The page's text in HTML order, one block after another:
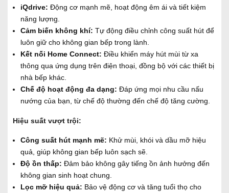
iQdrive: Động cơ mạnh mẽ, hoạt động êm ái và tiết kiệm
năng lượng.
Cảm biến không khí: Tự động điều chỉnh công suất hút để
luôn giữ cho không gian bếp trong lành.
Kết nối Home Connect: Điều khiển máy hút mùi từ xa
thông qua ứng dụng trên điện thoại, đồng bộ với các thiết bị
nhà bếp khác.
Chế độ hoạt động đa dạng: Đáp ứng mọi nhu cầu nấu
nướng của bạn, từ chế độ thường đến chế độ tăng cường.
Hiệu suất vượt trội:
Công suất hút mạnh mẽ: Khử mùi, khói và dầu mỡ hiệu
quả, giúp không gian bếp luôn sạch sẽ.
Độ ồn thấp: Đảm bảo không gây tiếng ồn ảnh hưởng đến
không gian sinh hoạt chung.
Lọc mỡ hiệu quả: Bảo vệ động cơ và tăng tuổi thọ cho